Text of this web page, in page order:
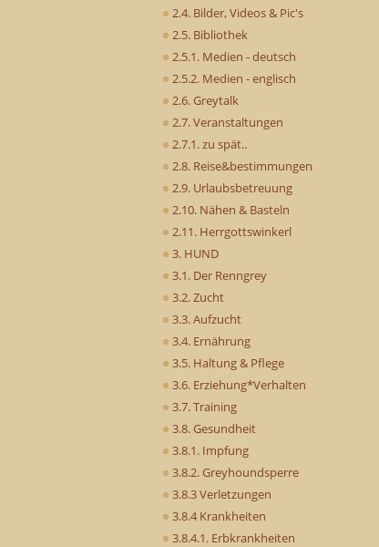
2.4. Bilder, Videos & Pic's
2.5. Bibliothek
2.5.1. Medien - deutsch
2.5.2. Medien - englisch
2.6. Greytalk
2.7. Veranstaltungen
2.7.1. zu spät..
2.8. Reise&bestimmungen
2.9. Urlaubsbetreuung
2.10. Nähen & Basteln
2.11. Herrgottswinkerl
3. HUND
3.1. Der Renngrey
3.2. Zucht
3.3. Aufzucht
3.4. Ernährung
3.5. Haltung & Pflege
3.6. Erziehung*Verhalten
3.7. Training
3.8. Gesundheit
3.8.1. Impfung
3.8.2. Greyhoundsperre
3.8.3 Verletzungen
3.8.4 Krankheiten
3.8.4.1. Erbkrankheiten